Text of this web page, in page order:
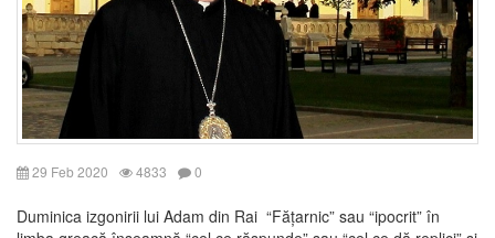
29 Feb 2020 4833 0
Duminica izgonirii lui Adam din Rai “Fățarnic” sau “ipocrit” în